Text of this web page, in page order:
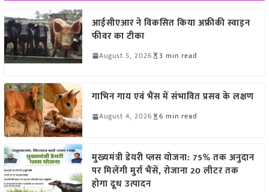
आईसीएआर ने विकसित किया अफ्रीकी स्वाइन
फीवर का टीका
August 5, 2026 3 min read
गाभिन गाय एवं भैंस में संभावित प्रसव के लक्षण
August 4, 2026 6 min read
मुख्यमंत्री डेयरी प्लस योजना: 75% तक अनुदान
पर मिलेंगी मुर्रा भैंसें, रोजाना 20 लीटर तक
होगा दूध उत्पादन